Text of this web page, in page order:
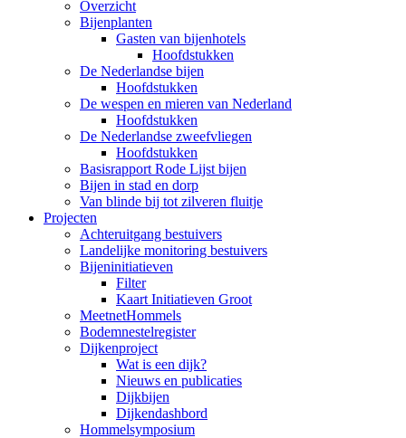
Overzicht
Bijenplanten
Gasten van bijenhotels
Hoofdstukken
De Nederlandse bijen
Hoofdstukken
De wespen en mieren van Nederland
Hoofdstukken
De Nederlandse zweefvliegen
Hoofdstukken
Basisrapport Rode Lijst bijen
Bijen in stad en dorp
Van blinde bij tot zilveren fluitje
Projecten
Achteruitgang bestuivers
Landelijke monitoring bestuivers
Bijeninitiatieven
Filter
Kaart Initiatieven Groot
MeetnetHommels
Bodemnestelregister
Dijkenproject
Wat is een dijk?
Nieuws en publicaties
Dijkbijen
Dijkendashbord
Hommelsymposium